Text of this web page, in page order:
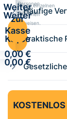
Personen
zuweisen.
Weiter
zur
Kasse
·
0,00 €
Kurse einzelnen
Personen
zuweisen.
Weiter
zur
Kasse
·
0,00 €
Häufige
Praktische
KOSTENLOS